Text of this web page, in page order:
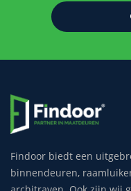
Findoor biedt een
binnendeuren,